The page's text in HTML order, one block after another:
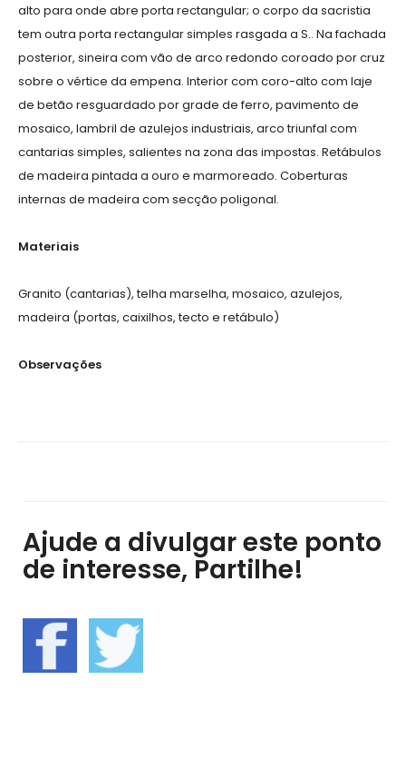
alto para onde abre porta rectangular; o corpo da sacristia
tem outra porta rectangular simples rasgada a S.. Na fachada
posterior, sineira com vão de arco redondo coroado por cruz
sobre o vértice da empena. Interior com coro-alto com laje
de betão resguardado por grade de ferro, pavimento de
mosaico, lambril de azulejos industriais, arco triunfal com
cantarias simples, salientes na zona das impostas. Retábulos
de madeira pintada a ouro e marmoreado. Coberturas
internas de madeira com secção poligonal.
Materiais
Granito (cantarias), telha marselha, mosaico, azulejos,
madeira (portas, caixilhos, tecto e retábulo)
Observações
Ajude a divulgar este ponto
de interesse, Partilhe!